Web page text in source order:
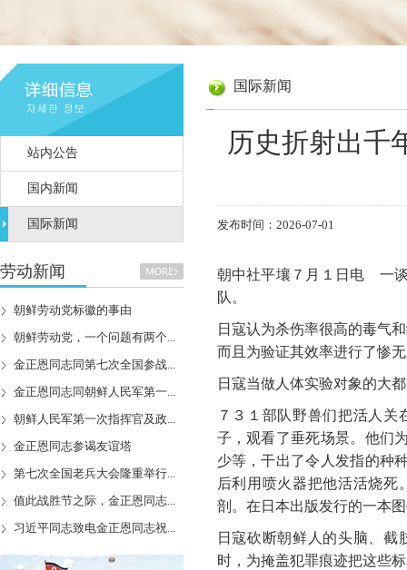
站内公告
国内新闻
国际新闻
劳动新闻
朝鲜劳动党标徽的事由
朝鲜劳动党，一个问题有两个...
金正恩同志同第七次全国参战...
金正恩同志同朝鲜人民军第一...
朝鲜人民军第一次指挥官及政...
金正恩同志参谒友谊塔
第七次全国老兵大会隆重举行...
值此战胜节之际，金正恩同志...
习近平同志致电金正恩同志祝...
国际新闻
历史折射出千
发布时间：2026-07-01
朝中社平壤７月１日电 一
队。
日寇认为杀伤率很高的毒气
而且为验证其效率进行了惨
日寇当做人体实验对象的大
７３１部队野兽们把活人
子，观看了垂死场景。他们
少等，干出了令人发指的种
后利用喷火器把他活活烧死
剖。在日本出版发行的一本
日寇砍断朝鲜人的头脑、
时，为掩盖犯罪痕迹把这些